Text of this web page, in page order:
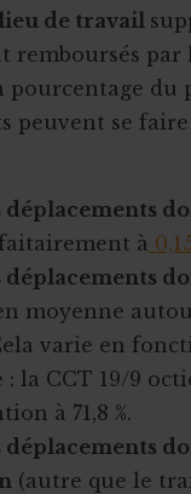
de travail
remboursés par
pourcentage
peuvent se
déplacements
à
déplacements
moyenne
varie en
: la CCT 19/9
à 71,8 %.
déplacements
(autre que le